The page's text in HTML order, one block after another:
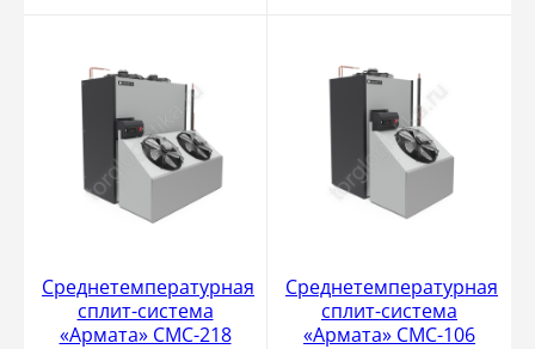
Среднетемпературная
сплит-система
«Армата» СМС-218
Среднетемпературная
сплит-система
«Армата» СМС-106